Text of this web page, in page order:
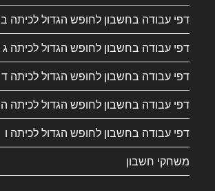
דפי עבודה בחשבון לחופש הגדול לכיתה ב
דפי עבודה בחשבון לחופש הגדול לכיתה ג
דפי עבודה בחשבון לחופש הגדול לכיתה ד
דפי עבודה בחשבון לחופש הגדול לכיתה ה
דפי עבודה בחשבון לחופש הגדול לכיתה ו
משחקי חשבון